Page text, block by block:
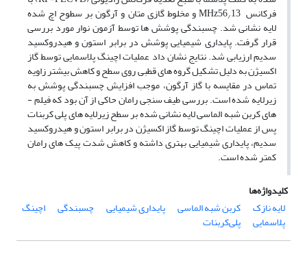
فرکانس MHz56 / 13 و مخلوط گازی متان و آرگون بر سطوح اچ شده
لایه­ نشانی شد. چسبندگی پوشش­ ها توسط آزمون نوار مورد بررسی
قرار گرفت. پایداری شیمیایی پوشش در برابر استون و هیدروکسید
سدیم ارزیابی شد. نتایج نشان داد عملیات اچینگ پلاسمایی توسط گاز
اکسیژن به دلیل تشکیل گروه ­های قطبی روی سطح و کاهش بیشتر زاویه
تماس در مقایسه با گاز آرگون، موجب افزایش چسبندگی پوشش به
زیرلایه شده است. بررسی طیف­ سنجی رامان حاکی از آن بود که فیلم ­
های کربن شبه­ الماسی لایه­ نشانی شده بر سطح زیرلایه­ های پلی­ کربنات
پس از عملیات اچینگ توسط گاز اکسیژن در برابر استون و هیدروکسید
سدیم، پایداری شیمیایی بهتری داشته و کاهش شدت پیک ­های رامان
کمتر شده است.
کلیدواژه‌ها
لایه نازک
کربن شبه الماسی پایداری شیمیایی چسبندگی اچینگ
پلاسمایی پلی‌کربنات